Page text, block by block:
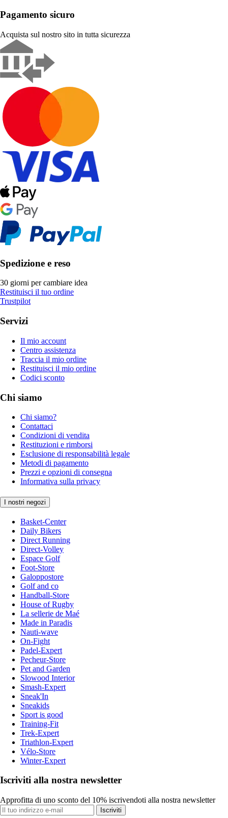
Pagamento sicuro
Acquista sul nostro sito in tutta sicurezza
Spedizione e reso
30 giorni per cambiare idea
Restituisci il tuo ordine
Trustpilot
Servizi
Il mio account
Centro assistenza
Traccia il mio ordine
Restituisci il mio ordine
Codici sconto
Chi siamo
Chi siamo?
Contattaci
Condizioni di vendita
Restituzioni e rimborsi
Esclusione di responsabilità legale
Metodi di pagamento
Prezzi e opzioni di consegna
Informativa sulla privacy
I nostri negozi
Basket-Center
Daily Bikers
Direct Running
Direct-Volley
Espace Golf
Foot-Store
Galoppostore
Golf and co
Handball-Store
House of Rugby
La sellerie de Maé
Made in Paradis
Nauti-wave
On-Fight
Padel-Expert
Pecheur-Store
Pet and Garden
Slowood Interior
Smash-Expert
Sneak'In
Sneakids
Sport is good
Training-Fit
Trek-Expert
Triathlon-Expert
Vélo-Store
Winter-Expert
Iscriviti alla nostra newsletter
Approfitta di uno sconto del 10% iscrivendoti alla nostra newsletter
Iscriviti